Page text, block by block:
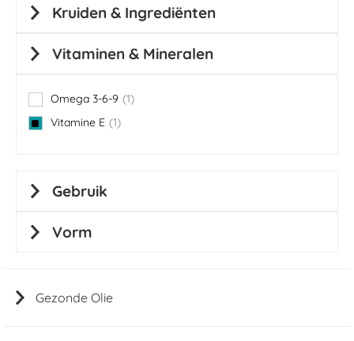
Gezonde Olie
Kruiden & Ingrediënten
Vitaminen & Mineralen
Omega 3-6-9 1
item
Vitamine E 1
item
Gebruik
Vorm